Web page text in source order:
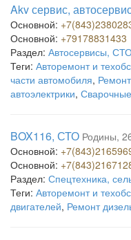
Akv сервис,
Основной:
Основной: +79178831433
Раздел: Автосервисы,
Теги: Авторемонт и
части автомобиля,
автоэлектрики,
BOX116, СТО Родины,
Основной:
Основной:
Раздел: Спецтехника,
Теги: Авторемонт и
двигателей, Ремонт